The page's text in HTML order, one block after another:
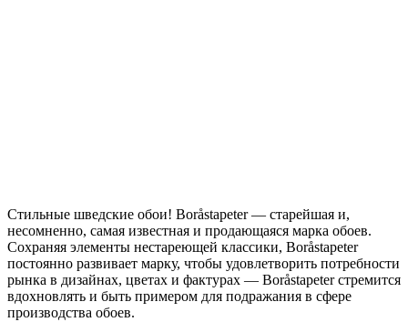
Стильные шведские обои! Boråstapeter — старейшая и,
несомненно, самая известная и продающаяся марка обоев.
Сохраняя элементы нестареющей классики, Boråstapeter
постоянно развивает марку, чтобы удовлетворить потребности
рынка в дизайнах, цветах и фактурах — Boråstapeter стремится
вдохновлять и быть примером для подражания в сфере
производства обоев.